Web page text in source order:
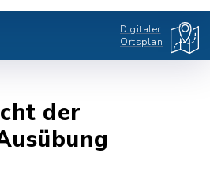
Digitaler
Ortsplan
der